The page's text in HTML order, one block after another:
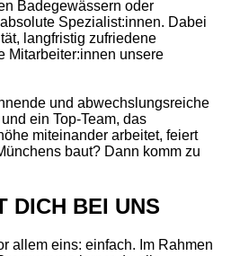
Badegewässern oder
Spezialist:innen. Dabei
langfristig zufriedene
Mitarbeiter:innen unsere
und abwechslungsreiche
ein Top-Team, das
miteinander arbeitet, feiert
baut? Dann komm zu
DICH BEI UNS
allem eins: einfach. Im Rahmen